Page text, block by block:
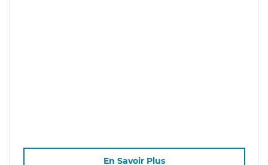
En Savoir Plus